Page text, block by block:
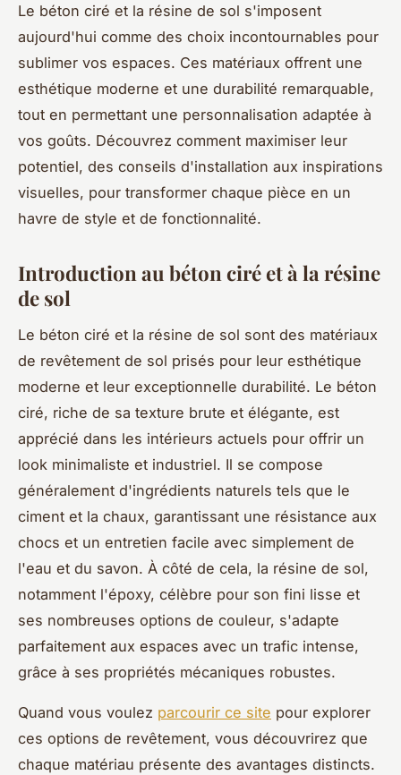
Le béton ciré et la résine de sol s'imposent
aujourd'hui comme des choix incontournables pour
sublimer vos espaces. Ces matériaux offrent une
esthétique moderne et une durabilité remarquable,
tout en permettant une personnalisation adaptée à
vos goûts. Découvrez comment maximiser leur
potentiel, des conseils d'installation aux inspirations
visuelles, pour transformer chaque pièce en un
havre de style et de fonctionnalité.
Introduction au béton ciré et à la résine
de sol
Le béton ciré et la résine de sol sont des matériaux
de revêtement de sol prisés pour leur esthétique
moderne et leur exceptionnelle durabilité. Le béton
ciré, riche de sa texture brute et élégante, est
apprécié dans les intérieurs actuels pour offrir un
look minimaliste et industriel. Il se compose
généralement d'ingrédients naturels tels que le
ciment et la chaux, garantissant une résistance aux
chocs et un entretien facile avec simplement de
l'eau et du savon. À côté de cela, la résine de sol,
notamment l'époxy, célèbre pour son fini lisse et
ses nombreuses options de couleur, s'adapte
parfaitement aux espaces avec un trafic intense,
grâce à ses propriétés mécaniques robustes.
Quand vous voulez parcourir ce site pour explorer
ces options de revêtement, vous découvrirez que
chaque matériau présente des avantages distincts.